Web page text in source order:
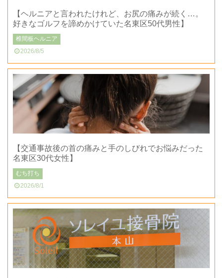
【ヘルニアと言われたけれど、お尻の痛みが続く…。
好きなゴルフを諦めかけていた名東区50代男性】
椎間板ヘルニア
2026/8/5
【交通事故後の首の痛みと手のしびれでお悩みだった
名東区30代女性】
むち打ち
2026/8/1